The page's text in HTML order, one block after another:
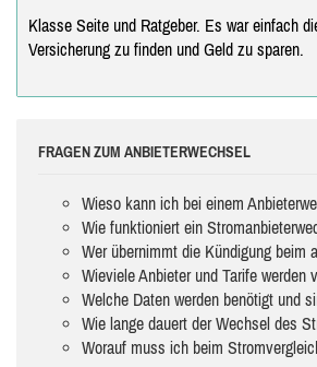
Klasse Seite und Ratgeber. Es war einfach
Versicherung zu finden und Geld zu sparen.
FRAGEN ZUM ANBIETERWECHSEL
Wieso kann ich bei einem
Wie funktioniert ein
Wer übernimmt die Kündigung beim
Wieviele Anbieter und Tarife werden
Welche Daten werden benötigt und
Wie lange dauert der Wechsel des
Worauf muss ich beim